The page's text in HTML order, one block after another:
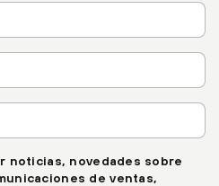
noticias, novedades sobre
de ventas,